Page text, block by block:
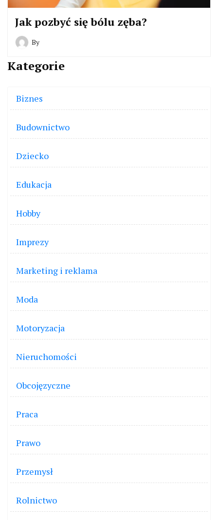
Jak pozbyć się bólu zęba?
By
Kategorie
Biznes
Budownictwo
Dziecko
Edukacja
Hobby
Imprezy
Marketing i reklama
Moda
Motoryzacja
Nieruchomości
Obcojęzyczne
Praca
Prawo
Przemysł
Rolnictwo